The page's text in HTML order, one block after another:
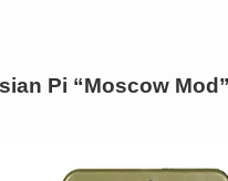
Pi “Moscow